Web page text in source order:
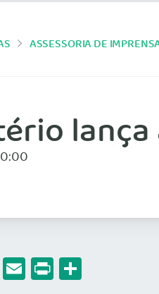
ASSESSORIA DE
LinkedIn
Email
Print